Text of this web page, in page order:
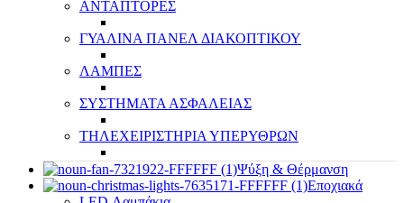
ΑΝΤΑΠΤΟΡΕΣ
ΓΥΑΛΙΝΑ ΠΑΝΕΛ ΔΙΑΚΟΠΤΙΚΟΥ
ΛΑΜΠΕΣ
ΣΥΣΤΗΜΑΤΑ ΑΣΦΑΛΕΙΑΣ
ΤΗΛΕΧΕΙΡΙΣΤΗΡΙΑ ΥΠΕΡΥΘΡΩΝ
Ψύξη & Θέρμανση
Εποχιακά